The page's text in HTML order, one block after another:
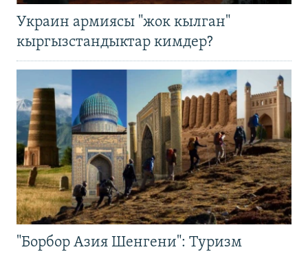
Украин армиясы "жок кылган"
кыргызстандыктар кимдер?
"Борбор Азия Шенгени": Туризм